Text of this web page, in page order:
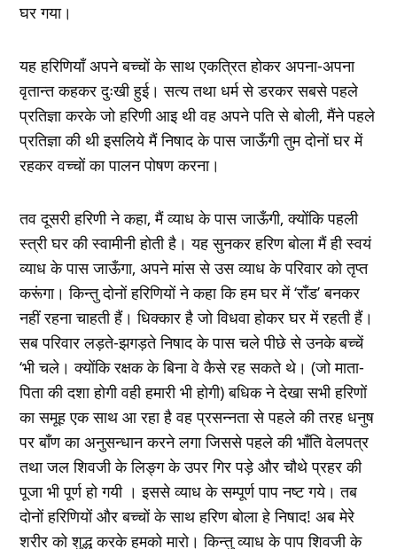
घर गया।
यह हरिणियाँ अपने बच्चों के साथ एकत्रित होकर अपना-अपना
वृतान्त कहकर दुःखी हुई। सत्य तथा धर्म से डरकर सबसे पहले
प्रतिज्ञा करके जो हरिणी आइ थी वह अपने पति से बोली, मैंने पहले
प्रतिज्ञा की थी इसलिये मैं निषाद के पास जाऊँगी तुम दोनों घर में
रहकर वच्चों का पालन पोषण करना।
तव दूसरी हरिणी ने कहा, मैं व्याध के पास जाऊँगी, क्योंकि पहली
स्त्री घर की स्वामीनी होती है। यह सुनकर हरिण बोला मैं ही स्वयं
व्याध के पास जाऊँगा, अपने मांस से उस व्याध के परिवार को तृप्त
करूंगा। किन्तु दोनों हरिणियों ने कहा कि हम घर में ‘राँड’ बनकर
नहीं रहना चाहती हैं। धिक्कार है जो विधवा होकर घर में रहती हैं।
सब परिवार लड़ते-झगड़ते निषाद के पास चले पीछे से उनके बच्चें
‘भी चले। क्योंकि रक्षक के बिना वे कैसे रह सकते थे। (जो माता-
पिता की दशा होगी वही हमारी भी होगी) बधिक ने देखा सभी हरिणों
का समूह एक साथ आ रहा है वह प्रसन्नता से पहले की तरह धनुष
पर बाँण का अनुसन्धान करने लगा जिससे पहले की भाँति वेलपत्र
तथा जल शिवजी के लिङ्ग के उपर गिर पड़े और चौथे प्रहर की
पूजा भी पूर्ण हो गयी । इससे व्याध के सम्पूर्ण पाप नष्ट गये। तब
दोनों हरिणियों और बच्चों के साथ हरिण बोला हे निषाद! अब मेरे
शरीर को शुद्ध करके हमको मारो। किन्तु व्याध के पाप शिवजी के